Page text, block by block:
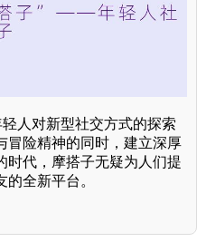
人对新型社交方式的探索
冒险精神的同时，建立深厚
时代，摩搭子无疑为人们提
全新平台。